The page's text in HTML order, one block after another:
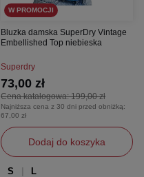
W PROMOCJI
Bluzka damska SuperDry Vintage
Embellished Top niebieska
Superdry
Cena katalogowa:199,00 zł
73,00 zł
Najniższa cena z 30 dni przed obniżką:
67,00 zł
Dodaj do koszyka
S L